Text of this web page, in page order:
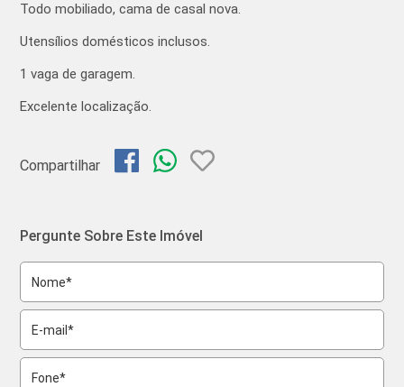
Todo mobiliado, cama de casal nova.
Utensílios domésticos inclusos.
1 vaga de garagem.
Excelente localização.
Compartilhar
Pergunte Sobre Este Imóvel